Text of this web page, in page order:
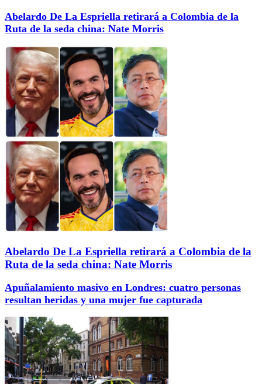
Abelardo De La Espriella retirará a Colombia de la
Ruta de la seda china: Nate Morris
Abelardo De La Espriella retirará a Colombia de la
Ruta de la seda china: Nate Morris
Apuñalamiento masivo en Londres: cuatro personas
resultan heridas y una mujer fue capturada